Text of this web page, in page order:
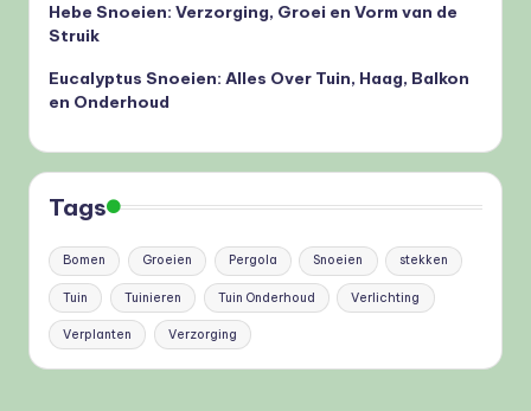
Hebe Snoeien: Verzorging, Groei en Vorm van de
Struik
Eucalyptus Snoeien: Alles Over Tuin, Haag, Balkon
en Onderhoud
Tags
Bomen Groeien Pergola Snoeien stekken
Tuin Tuinieren Tuin Onderhoud Verlichting
Verplanten Verzorging